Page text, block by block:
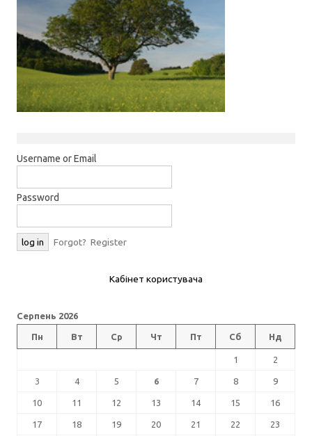
Username or Email
Password
Forgot? Register
Кабінет користувача
Серпень 2026
Пн Вт Ср Чт Пт Сб Нд
1 2
3 4 5 6 7 8 9
10 11 12 13 14 15 16
17 18 19 20 21 22 23